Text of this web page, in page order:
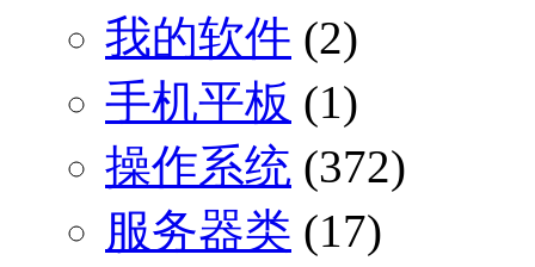
我的软件 (2)
手机平板 (1)
操作系统 (372)
服务器类 (17)